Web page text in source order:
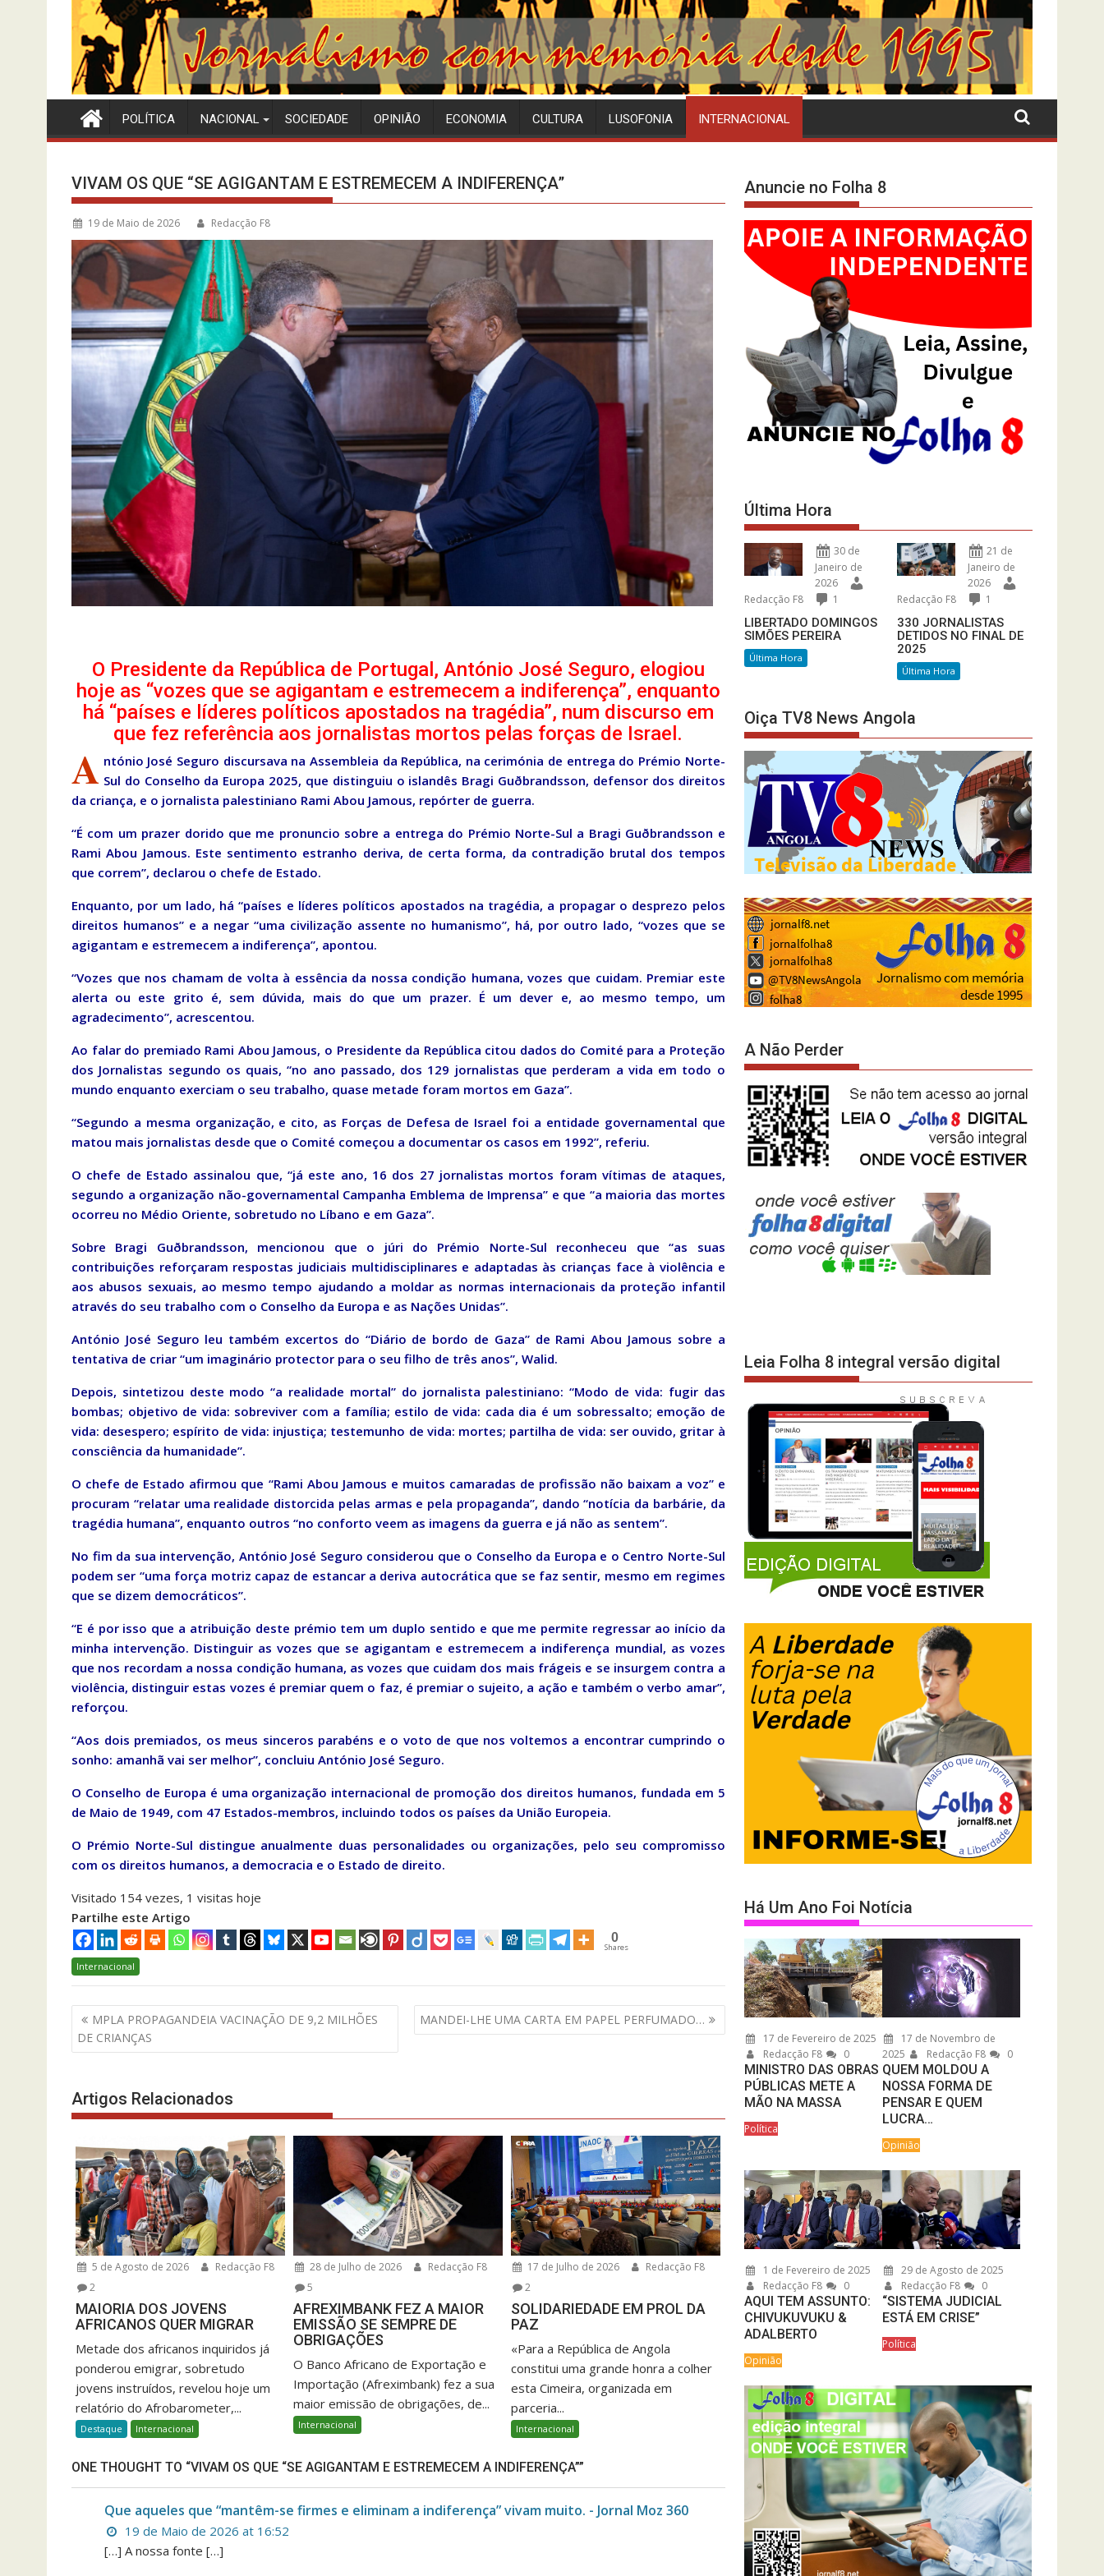
POLÍTICA NACIONAL SOCIEDADE OPINIÃO ECONOMIA CULTURA LUSOFONIA INTERNACIONAL
VIVAM OS QUE “SE AGIGANTAM E ESTREMECEM A INDIFERENÇA”
19 de Maio de 2026 Redacção F8
O Presidente da República de Portugal, António José Seguro, elogiou
hoje as “vozes que se agigantam e estremecem a indiferença”, enquanto
há “países e líderes políticos apostados na tragédia”, num discurso em
que fez referência aos jornalistas mortos pelas forças de Israel.
A ntónio José Seguro discursava na Assembleia da República, na cerimónia de entrega do Prémio Norte-
Sul do Conselho da Europa 2025, que distinguiu o islandês Bragi Guðbrandsson, defensor dos direitos
da criança, e o jornalista palestiniano Rami Abou Jamous, repórter de guerra.
“É com um prazer dorido que me pronuncio sobre a entrega do Prémio Norte-Sul a Bragi Guðbrandsson e
Rami Abou Jamous. Este sentimento estranho deriva, de certa forma, da contradição brutal dos tempos
que correm”, declarou o chefe de Estado.
Enquanto, por um lado, há “países e líderes políticos apostados na tragédia, a propagar o desprezo pelos
direitos humanos” e a negar “uma civilização assente no humanismo”, há, por outro lado, “vozes que se
agigantam e estremecem a indiferença”, apontou.
“Vozes que nos chamam de volta à essência da nossa condição humana, vozes que cuidam. Premiar este
alerta ou este grito é, sem dúvida, mais do que um prazer. É um dever e, ao mesmo tempo, um
agradecimento”, acrescentou.
Ao falar do premiado Rami Abou Jamous, o Presidente da República citou dados do Comité para a Proteção
dos Jornalistas segundo os quais, “no ano passado, dos 129 jornalistas que perderam a vida em todo o
mundo enquanto exerciam o seu trabalho, quase metade foram mortos em Gaza”.
“Segundo a mesma organização, e cito, as Forças de Defesa de Israel foi a entidade governamental que
matou mais jornalistas desde que o Comité começou a documentar os casos em 1992”, referiu.
O chefe de Estado assinalou que, “já este ano, 16 dos 27 jornalistas mortos foram vítimas de ataques,
segundo a organização não-governamental Campanha Emblema de Imprensa” e que “a maioria das mortes
ocorreu no Médio Oriente, sobretudo no Líbano e em Gaza”.
Sobre Bragi Guðbrandsson, mencionou que o júri do Prémio Norte-Sul reconheceu que “as suas
contribuições reforçaram respostas judiciais multidisciplinares e adaptadas às crianças face à violência e
aos abusos sexuais, ao mesmo tempo ajudando a moldar as normas internacionais da proteção infantil
através do seu trabalho com o Conselho da Europa e as Nações Unidas”.
António José Seguro leu também excertos do “Diário de bordo de Gaza” de Rami Abou Jamous sobre a
tentativa de criar “um imaginário protector para o seu filho de três anos”, Walid.
Depois, sintetizou deste modo “a realidade mortal” do jornalista palestiniano: “Modo de vida: fugir das
bombas; objetivo de vida: sobreviver com a família; estilo de vida: cada dia é um sobressalto; emoção de
vida: desespero; espírito de vida: injustiça; testemunho de vida: mortes; partilha de vida: ser ouvido, gritar à
consciência da humanidade”.
O chefe de Estado afirmou que “Rami Abou Jamous e muitos camaradas de profissão não baixam a voz” e
procuram “relatar uma realidade distorcida pelas armas e pela propaganda”, dando “notícia da barbárie, da
tragédia humana”, enquanto outros “no conforto veem as imagens da guerra e já não as sentem”.
No fim da sua intervenção, António José Seguro considerou que o Conselho da Europa e o Centro Norte-Sul
podem ser “uma força motriz capaz de estancar a deriva autocrática que se faz sentir, mesmo em regimes
que se dizem democráticos”.
“E é por isso que a atribuição deste prémio tem um duplo sentido e que me permite regressar ao início da
minha intervenção. Distinguir as vozes que se agigantam e estremecem a indiferença mundial, as vozes
que nos recordam a nossa condição humana, as vozes que cuidam dos mais frágeis e se insurgem contra a
violência, distinguir estas vozes é premiar quem o faz, é premiar o sujeito, a ação e também o verbo amar”,
reforçou.
“Aos dois premiados, os meus sinceros parabéns e o voto de que nos voltemos a encontrar cumprindo o
sonho: amanhã vai ser melhor”, concluiu António José Seguro.
O Conselho de Europa é uma organização internacional de promoção dos direitos humanos, fundada em 5
de Maio de 1949, com 47 Estados-membros, incluindo todos os países da União Europeia.
O Prémio Norte-Sul distingue anualmente duas personalidades ou organizações, pelo seu compromisso
com os direitos humanos, a democracia e o Estado de direito.
Visitado 154 vezes, 1 visitas hoje
Partilhe este Artigo
0
Shares
Internacional
Navegação
de
artigos
MPLA PROPAGANDEIA VACINAÇÃO DE 9,2 MILHÕES
DE CRIANÇAS
MANDEI-LHE UMA CARTA EM PAPEL PERFUMADO…
Artigos Relacionados
5 de Agosto de 2026
Redacção F8
2
MAIORIA DOS JOVENS
AFRICANOS QUER MIGRAR
Metade dos africanos inquiridos já
ponderou emigrar, sobretudo
jovens instruídos, revelou hoje um
relatório do Afrobarometer,...
Destaque Internacional
28 de Julho de 2026
Redacção F8
5
AFREXIMBANK FEZ A MAIOR
EMISSÃO SE SEMPRE DE
OBRIGAÇÕES
O Banco Africano de Exportação e
Importação (Afreximbank) fez a sua
maior emissão de obrigações, de...
Internacional
17 de Julho de 2026
Redacção F8
2
SOLIDARIEDADE EM PROL DA
PAZ
«Para a República de Angola
constitui uma grande honra a colher
esta Cimeira, organizada em
parceria...
Internacional
ONE THOUGHT TO “VIVAM OS QUE “SE AGIGANTAM E ESTREMECEM A INDIFERENÇA””
Que aqueles que “mantêm-se firmes e eliminam a indiferença” vivam muito. - Jornal Moz 360
19 de Maio de 2026 at 16:52
[…] A nossa fonte […]
Anuncie no Folha 8
Última Hora
30 de
Janeiro de
2026
Redacção F8
1
LIBERTADO DOMINGOS
SIMÕES PEREIRA
Última Hora
21 de
Janeiro de
2026
Redacção F8
1
330 JORNALISTAS
DETIDOS NO FINAL DE
2025
Última Hora
Oiça TV8 News Angola
A Não Perder
Leia Folha 8 integral versão digital
Há Um Ano Foi Notícia
17 de Fevereiro de 2025
Redacção F8
0
MINISTRO DAS OBRAS
PÚBLICAS METE A
MÃO NA MASSA
Política
17 de Novembro de
2025
Redacção F8 0
QUEM MOLDOU A
NOSSA FORMA DE
PENSAR E QUEM
LUCRA…
Opinião
1 de Fevereiro de 2025
Redacção F8
0
AQUI TEM ASSUNTO:
CHIVUKUVUKU &
ADALBERTO
Opinião
29 de Agosto de 2025
Redacção F8
0
“SISTEMA JUDICIAL
ESTÁ EM CRISE”
Política